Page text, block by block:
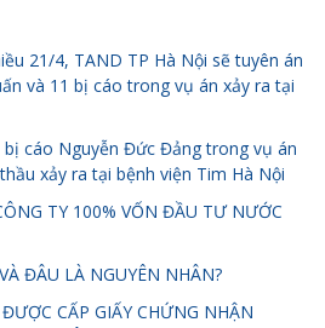
21/4, TAND TP Hà Nội sẽ tuyên án
và 11 bị cáo trong vụ án xảy ra tại
cáo Nguyễn Đức Đảng trong vụ án
xảy ra tại bệnh viện Tim Hà Nội
TY 100% VỐN ĐẦU TƯ NƯỚC
ĐÂU LÀ NGUYÊN NHÂN?
CẤP GIẤY CHỨNG NHẬN